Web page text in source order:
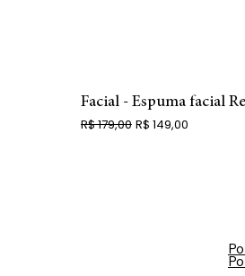
Facial - Espuma facial
Preço normal
R$ 179,00 Preço promocional
R$ 149,00